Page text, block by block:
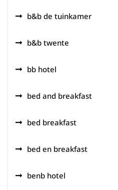
b&b de tuinkamer
b&b twente
bb hotel
bed and breakfast
bed breakfast
bed en breakfast
benb hotel